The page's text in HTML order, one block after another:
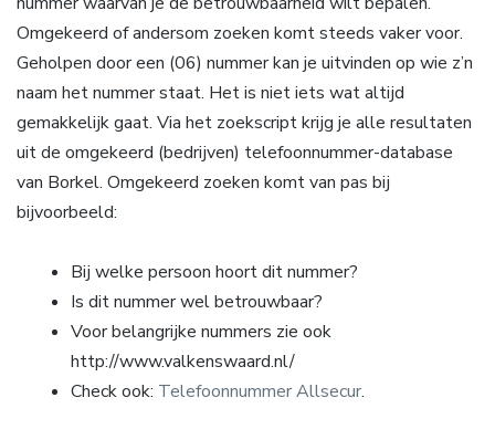
Omgekeerd of andersom zoeken komt steeds vaker voor.
Geholpen door een (06) nummer kan je uitvinden op wie z’n
naam het nummer staat. Het is niet iets wat altijd
gemakkelijk gaat. Via het zoekscript krijg je alle resultaten
uit de omgekeerd (bedrijven) telefoonnummer-database
van Borkel. Omgekeerd zoeken komt van pas bij
bijvoorbeeld:
Bij welke persoon hoort dit nummer?
Is dit nummer wel betrouwbaar?
Voor belangrijke nummers zie ook
http://www.valkenswaard.nl/
Check ook: Telefoonnummer Allsecur.